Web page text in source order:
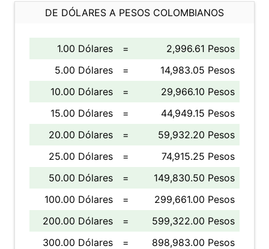
DE DÓLARES A PESOS COLOMBIANOS
1.00 Dólares =
2,996.61 Pesos
5.00 Dólares
=
14,983.05 Pesos
10.00 Dólares
=
29,966.10 Pesos
15.00 Dólares
=
44,949.15 Pesos
20.00 Dólares
=
59,932.20 Pesos
25.00 Dólares
=
74,915.25 Pesos
50.00 Dólares
=
149,830.50 Pesos
100.00 Dólares
=
299,661.00 Pesos
200.00 Dólares
=
599,322.00 Pesos
300.00 Dólares
=
898,983.00 Pesos